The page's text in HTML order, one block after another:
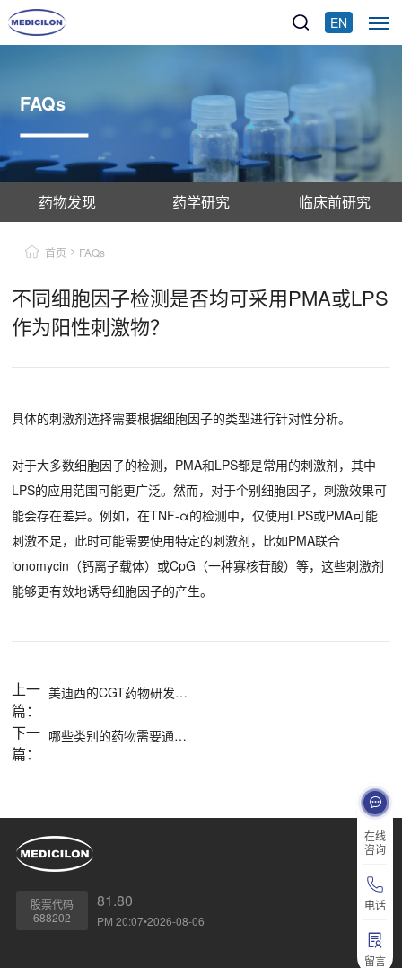
EN
在线
咨询
电话
留言
FAQs
药物发现 药学研究 临床前研究
首页 FAQs
不同细胞因子检测是否均可采用PMA或LPS
作为阳性刺激物？
具体的刺激剂选择需要根据细胞因子的类型进行针对性分析。
对于大多数细胞因子的检测，PMA和LPS都是常用的刺激剂，其中
LPS的应用范围可能更广泛。然而，对于个别细胞因子，刺激效果可
能会存在差异。例如，在TNF-α的检测中，仅使用LPS或PMA可能
刺激不足，此时可能需要使用特定的刺激剂，比如PMA联合
ionomycin（钙离子载体）或CpG（一种寡核苷酸）等，这些刺激剂
能够更有效地诱导细胞因子的产生。
上一
篇：
美迪西的CGT药物研发服务平台优势有哪些？
下一
篇：
哪些类别的药物需要通过细胞因子评估来测定其药效？
股票代码
688202
81.80
PM 20:07•2026-08-06